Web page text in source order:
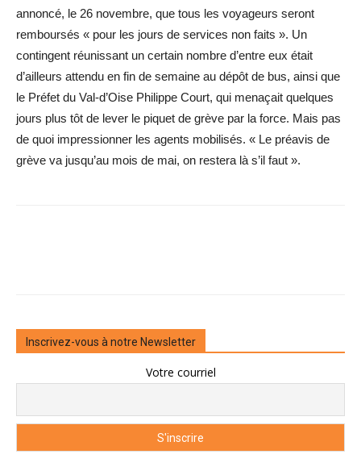
annoncé, le 26 novembre, que tous les voyageurs seront
remboursés « pour les jours de services non faits ». Un
contingent réunissant un certain nombre d’entre eux était
d’ailleurs attendu en fin de semaine au dépôt de bus, ainsi que
le Préfet du Val-d’Oise Philippe Court, qui menaçait quelques
jours plus tôt de lever le piquet de grève par la force. Mais pas
de quoi impressionner les agents mobilisés. « Le préavis de
grève va jusqu’au mois de mai, on restera là s’il faut ».
Inscrivez-vous à notre Newsletter
Votre courriel